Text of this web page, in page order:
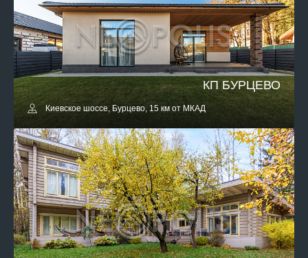
КП БУРЦЕВО
Киевское шоссе, Бурцево, 15 км от МКАД